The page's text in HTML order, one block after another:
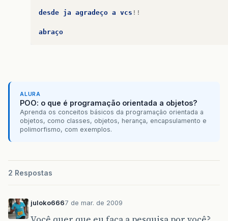
desde ja agradeço a vcs !!
abraço
ALURA
POO: o que é programação orientada a objetos?
Aprenda os conceitos básicos da programação orientada a
objetos, como classes, objetos, herança, encapsulamento e
polimorfismo, com exemplos.
2 Respostas
juloko6667 de mar. de 2009